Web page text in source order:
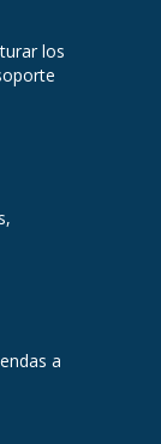
los
a